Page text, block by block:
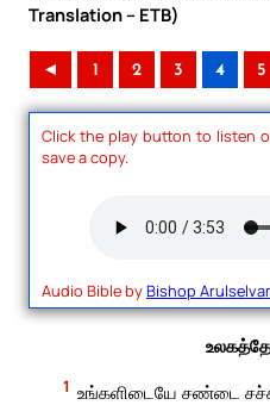
Translation – ETB)
◄ 1 2 3 4 5
Click the play button to listen
save a copy.
Audio Bible byBishop
1 உங்களிடையே சண்டை